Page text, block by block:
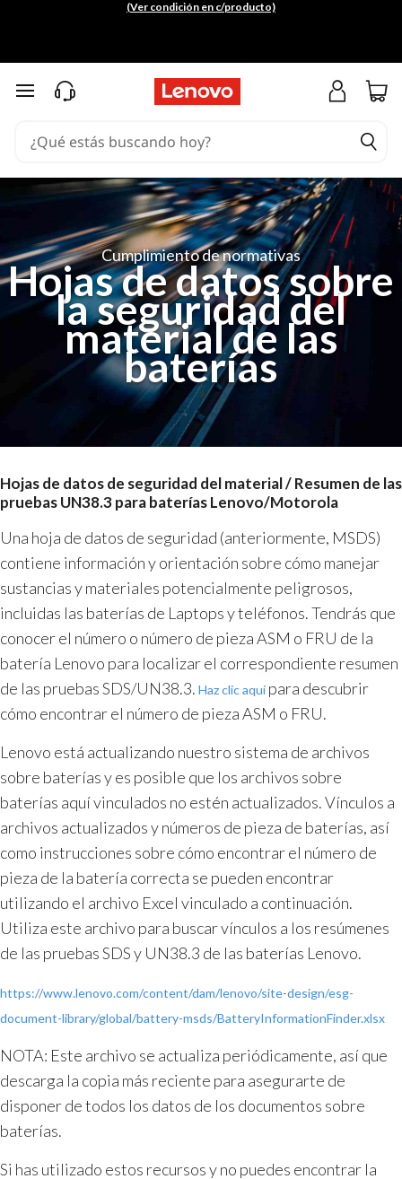
(Ver condición en c/producto)
Ir al contenido principal
Cumplimiento de normativas
Hojas de datos sobre
la seguridad del
material de las
baterías
Hojas de datos de seguridad del material / Resumen de las
pruebas UN38.3 para baterías Lenovo/Motorola
Una hoja de datos de seguridad (anteriormente, MSDS)
contiene información y orientación sobre cómo manejar
sustancias y materiales potencialmente peligrosos,
incluidas las baterías de Laptops y teléfonos. Tendrás que
conocer el número o número de pieza ASM o FRU de la
batería Lenovo para localizar el correspondiente resumen
de las pruebas SDS/UN38.3. Haz clic aquípara descubrir
cómo encontrar el número de pieza ASM o FRU.
Lenovo está actualizando nuestro sistema de archivos
sobre baterías y es posible que los archivos sobre
baterías aquí vinculados no estén actualizados. Vínculos a
archivos actualizados y números de pieza de baterías, así
como instrucciones sobre cómo encontrar el número de
pieza de la batería correcta se pueden encontrar
utilizando el archivo Excel vinculado a continuación.
Utiliza este archivo para buscar vínculos a los resúmenes
de las pruebas SDS y UN38.3 de las baterías Lenovo.
https://www.lenovo.com/content/dam/lenovo/site-design/esg-
document-library/global/battery-msds/BatteryInformationFinder.xlsx
NOTA: Este archivo se actualiza periódicamente, así que
descarga la copia más reciente para asegurarte de
disponer de todos los datos de los documentos sobre
baterías.
Si has utilizado estos recursos y no puedes encontrar la